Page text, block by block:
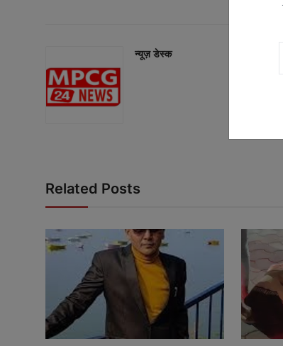
न्यूज़ डेस्क
Related Posts